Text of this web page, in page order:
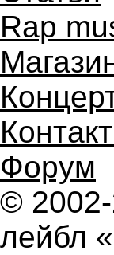
Rap
Форум
©
лейбл